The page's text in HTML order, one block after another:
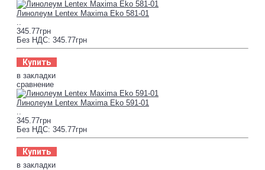
Линолеум Lentex Maxima Eko 581-01
345.77грн
Без НДС: 345.77грн
Купить
в закладки
сравнение
Линолеум Lentex Maxima Eko 591-01
345.77грн
Без НДС: 345.77грн
Купить
в закладки